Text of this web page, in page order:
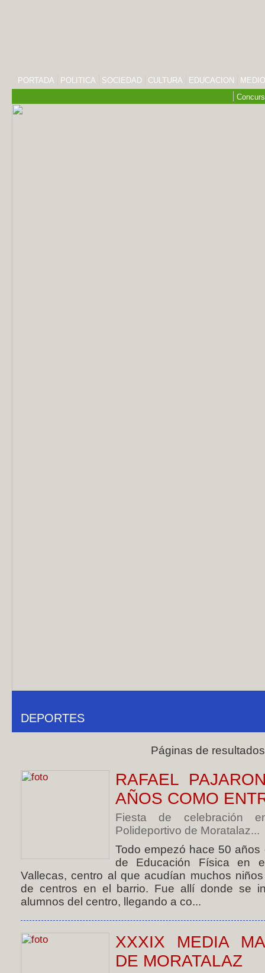
PORTADA POLITICA SOCIEDAD CULTURA EDUCACION
DEPORTES
Páginas de
RAFAEL
AÑOS COMO
Fiesta de celebración
Polideportivo de Moratalaz...
Todo empezó hace 50
de Educación Física en
Vallecas, centro al que acudían muchos
de centros en el barrio. Fue allí donde se
alumnos del centro, llegando a co...
XXXIX MEDIA
DE MORATALAZ